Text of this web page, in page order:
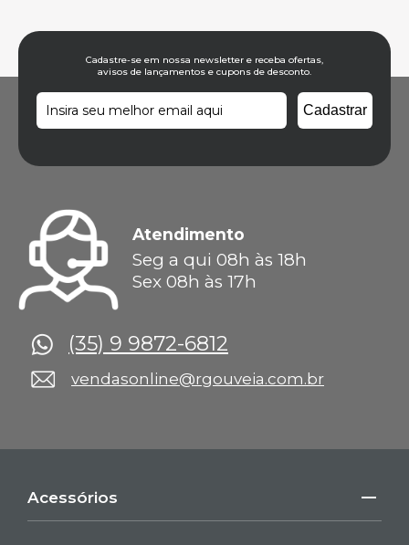
Cadastre-se em nossa newsletter e receba ofertas,
avisos de lançamentos e cupons de desconto.
Atendimento
Seg a qui 08h às 18h
Sex 08h às 17h
(35) 9 9872-6812
vendasonline@rgouveia.com.br
Acessórios